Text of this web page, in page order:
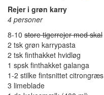
Rejer i grøn karry
4 personer
8-10 store tigerrejer med skal
2 tsk grøn karrypasta
2 tsk finthakket hvidløg
1 spsk finthakket galanga
1-2 stilke fintsnittet citrongræs
3 limeblade